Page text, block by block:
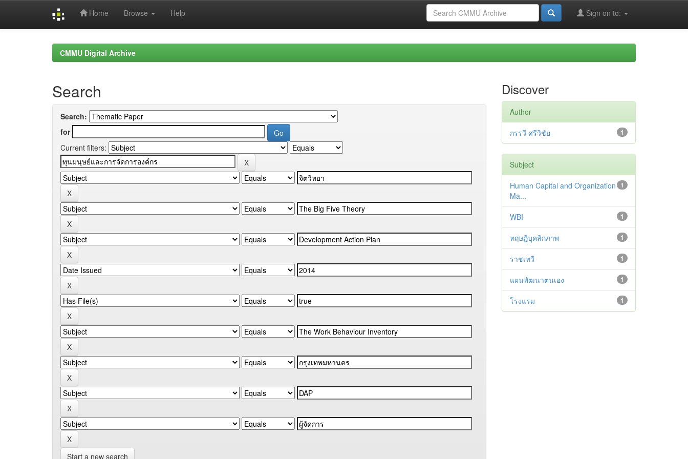
Home Browse Help Sign on to:
CMMU Digital Archive
Search
Search:
for
Current filters:
Start a new search
Discover
Author
1
กรรวี ศรีวิชัย
Subject
1
Human Capital and Organization
Ma...
1
WBI
1
ทฤษฎีบุคลิกภาพ
1
ราชเทวี
1
แผนพัฒนาตนเอง
1
โรงแรม